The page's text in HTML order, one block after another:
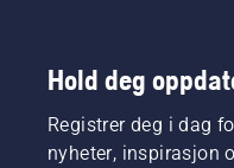
Hold deg
Registrer deg i dag
nyheter, inspirasjon